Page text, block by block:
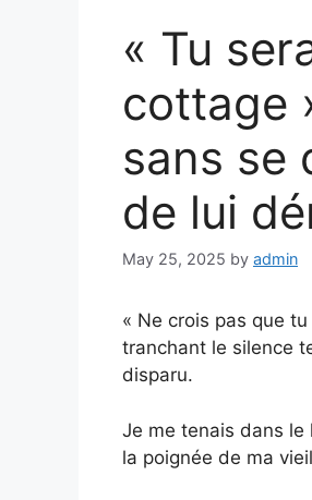
« Tu
cottage
sans se
de lui
May 25, 2025 by admin
« Ne crois pas que
tranchant le silence
disparu.
Je me tenais dans le
la poignée de ma